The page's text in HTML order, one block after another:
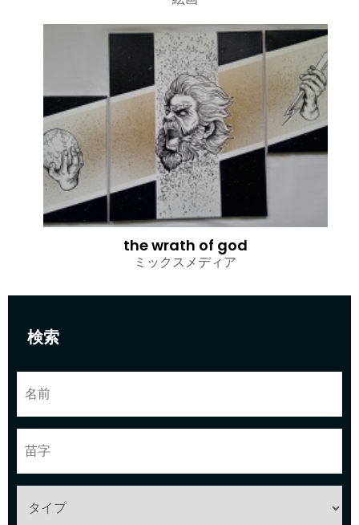
検索
the wrath of god
ミックスメディア